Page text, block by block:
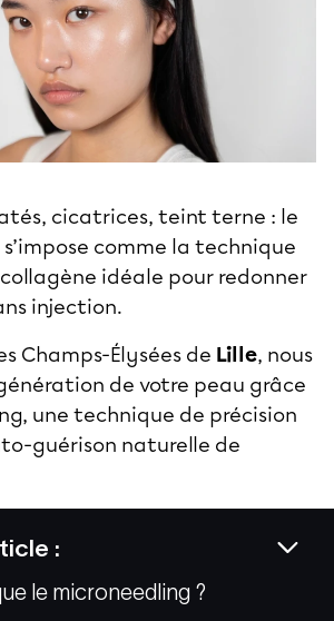
:
le microneedling ?
cicatrices, teint terne : le
s’impose comme la technique
idéale pour redonner
injection.
Champs-Élysées de Lille, nous
de votre peau grâce
une technique de précision
guérison naturelle de